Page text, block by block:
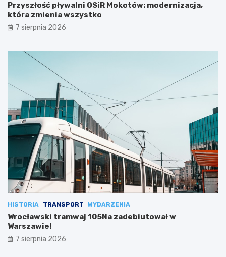
Przyszłość pływalni OSiR Mokotów: modernizacja,
która zmienia wszystko
7 sierpnia 2026
HISTORIA TRANSPORT WYDARZENIA
Wrocławski tramwaj 105Na zadebiutował w
Warszawie!
7 sierpnia 2026